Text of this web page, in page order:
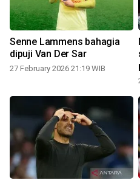
Senne Lammens bahagia
dipuji Van Der Sar
27 February 2026 21:19 WIB